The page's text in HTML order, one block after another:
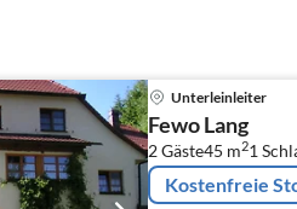
Unterleinleiter
Fewo Lang
2 Gäste45 m21
Kostenfreie